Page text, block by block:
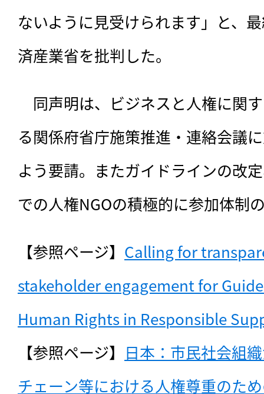
ないように見受けられます」と、
済産業省を批判した。
同声明は、ビジネスと人権に関
る関係府省庁施策推進・連絡会議
よう要請。またガイドラインの改
での人権NGOの積極的に参加体制
【参照ページ】 Calling for
stakeholder engagement for
Human Rights in Responsible
【参照ページ】 日本：市民社会組
チェーン等における人権尊重のた